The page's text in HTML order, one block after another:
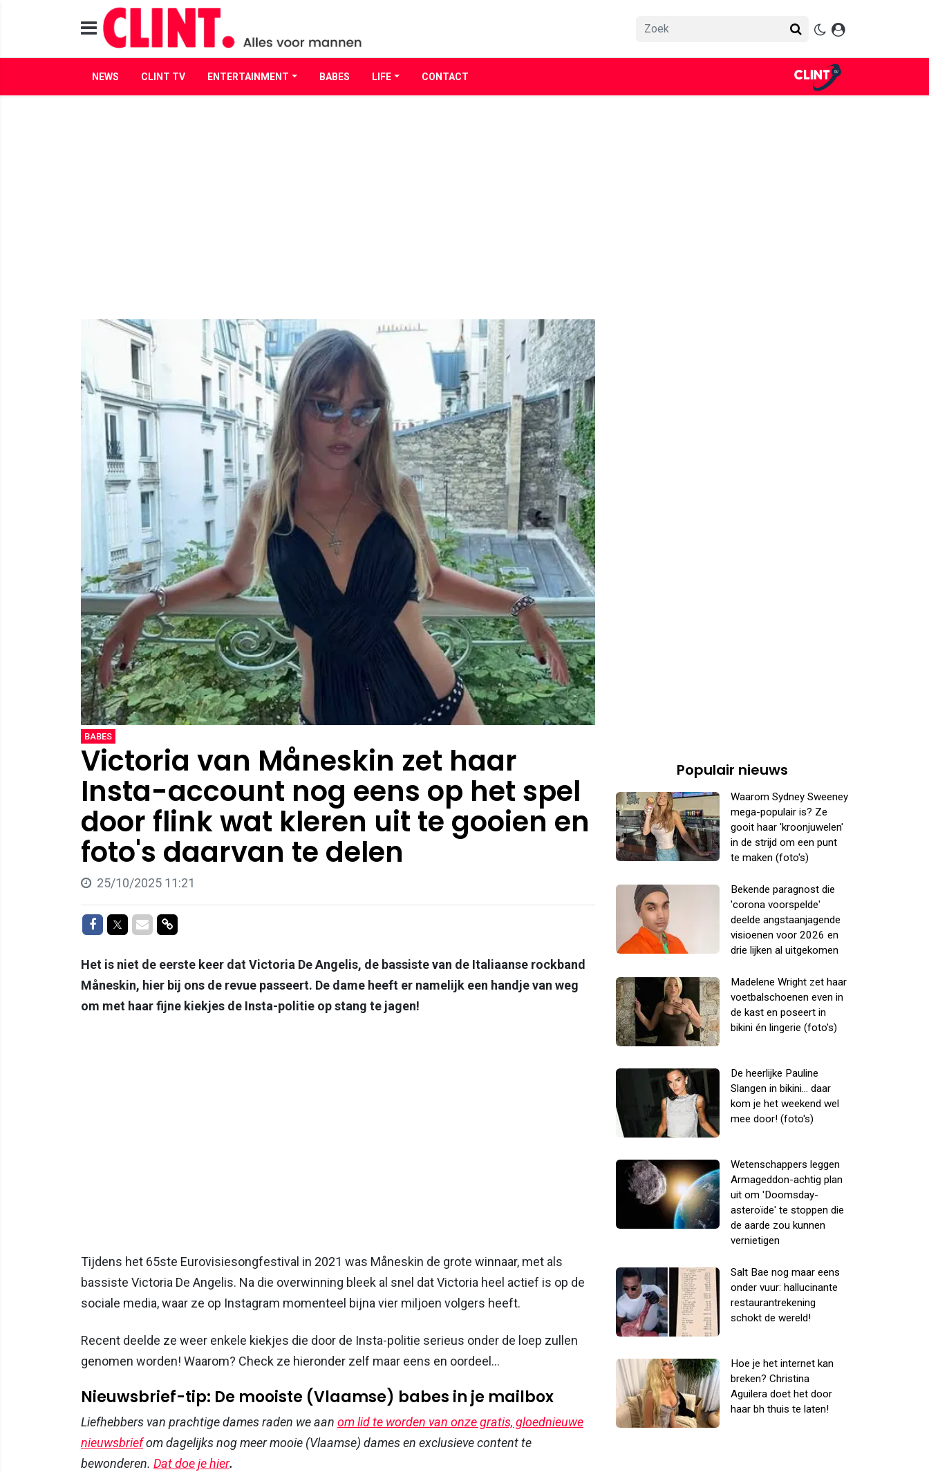
NEWS CLINT TV ENTERTAINMENT BABES LIFE CONTACT
BABES
Victoria van Måneskin zet haar
Insta-account nog eens op het spel
door flink wat kleren uit te gooien en
foto's daarvan te delen
25/10/2025 11:21
Delen op Facebook
Delen op Twitter
Delen via Mail
Delen via link
Het is niet de eerste keer dat Victoria De Angelis, de bassiste van de Italiaanse rockband
Måneskin, hier bij ons de revue passeert. De dame heeft er namelijk een handje van weg
om met haar fijne kiekjes de Insta-politie op stang te jagen!
Tijdens het 65ste Eurovisiesongfestival in 2021 was Måneskin de grote winnaar, met als
bassiste Victoria De Angelis. Na die overwinning bleek al snel dat Victoria heel actief is op de
sociale media, waar ze op Instagram momenteel bijna vier miljoen volgers heeft.
Recent deelde ze weer enkele kiekjes die door de Insta-politie serieus onder de loep zullen
genomen worden! Waarom? Check ze hieronder zelf maar eens en oordeel...
Nieuwsbrief-tip: De mooiste (Vlaamse) babes in je mailbox
Liefhebbers van prachtige dames raden we aan om lid te worden van onze gratis, gloednieuwe
nieuwsbriefom dagelijks nog meer mooie (Vlaamse) dames en exclusieve content te
bewonderen. Dat doe je hier.
Populair nieuws
Waarom Sydney Sweeney
mega-populair is? Ze
gooit haar 'kroonjuwelen'
in de strijd om een punt
te maken (foto's)
Bekende paragnost die
'corona voorspelde'
deelde angstaanjagende
visioenen voor 2026 en
drie lijken al uitgekomen
Madelene Wright zet haar
voetbalschoenen even in
de kast en poseert in
bikini én lingerie (foto's)
De heerlijke Pauline
Slangen in bikini... daar
kom je het weekend wel
mee door! (foto's)
Wetenschappers leggen
Armageddon-achtig plan
uit om 'Doomsday-
asteroïde' te stoppen die
de aarde zou kunnen
vernietigen
Salt Bae nog maar eens
onder vuur: hallucinante
restaurantrekening
schokt de wereld!
Hoe je het internet kan
breken? Christina
Aguilera doet het door
haar bh thuis te laten!